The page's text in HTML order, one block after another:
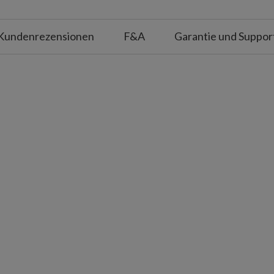
in Silber und Gold
F&A Garantie und